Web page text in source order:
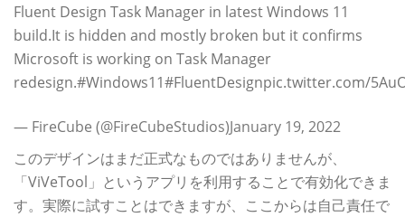
Fluent Design Task Manager in latest Windows 11
build.It is hidden and mostly broken but it confirms
Microsoft is working on Task Manager
redesign.#Windows11#FluentDesignpic.twitter.com/
— FireCube (@FireCubeStudios)January 19, 2022
このデザインはまだ正式なものではありませんが、
「ViVeTool」というアプリを利用することで有効化できま
す。実際に試すことはできますが、ここからは自己責任で